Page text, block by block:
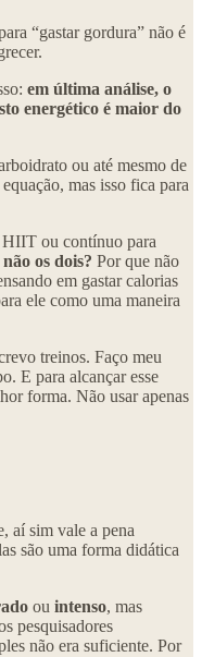
“gastar gordura” não é
em última análise, o
energético é maior do
ou até mesmo de
mas isso fica para
HIIT ou contínuo para
os dois? Por que não
em gastar calorias
ele como uma maneira
treinos. Faço meu
E para alcançar esse
forma. Não usar apenas
aí sim vale a pena
são uma forma didática
ou intenso, mas
pesquisadores
não era suficiente. Por